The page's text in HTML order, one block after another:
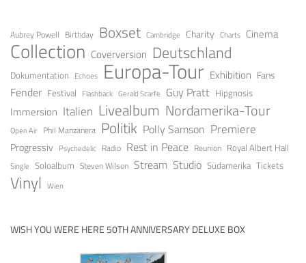
Aubrey Powell Birthday Boxset Cambridge Charity Charts Cinema
Collection Coverversion Deutschland
Dokumentation Echoes Europa-Tour Exhibition Fans
Fender Festival Flashback Gerald Scarfe Guy Pratt Hipgnosis
Immersion Italien Livealbum Nordamerika-Tour
Open Air Phil Manzanera Politik Polly Samson Premiere
Progressiv Psychedelic Radio Rest in Peace Reunion Royal Albert Hall
Single Soloalbum Steven Wilson Stream Studio Südamerika Tickets
Vinyl Wien
WISH YOU WERE HERE 50TH ANNIVERSARY DELUXE BOX